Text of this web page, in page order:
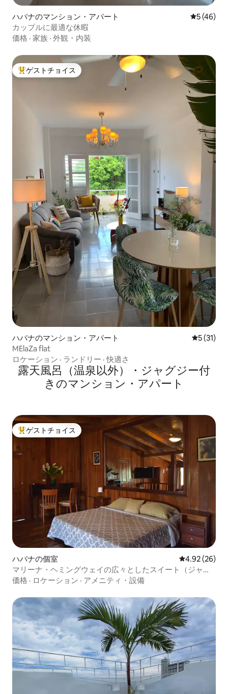
ハバナのマンション・アパート レビュー
5 (46)
カップルに最適な休暇
価格 · 家族 · 外観・内装
大好評のゲストチョイスです。
ゲストチョイス
ハバナのマンション・アパート レビュー
5 (31)
MElaZa flat
ロケーション · ランドリー ·快適さ
露天風呂（温泉以外）・ジャグジー付
きのマンション・アパート
大好評のゲストチョイスです。
ゲストチョイス
ハバナの個室 レビュー26
4.92 (26)
マリーナ・ヘミングウェイの広々としたスイート（ジャグ
ジー付き）
価格 · ロケーション · アメニティ・設備